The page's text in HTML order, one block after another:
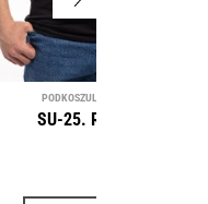
PODKOSZULKA MĘSKA
SU-25. RONDEL